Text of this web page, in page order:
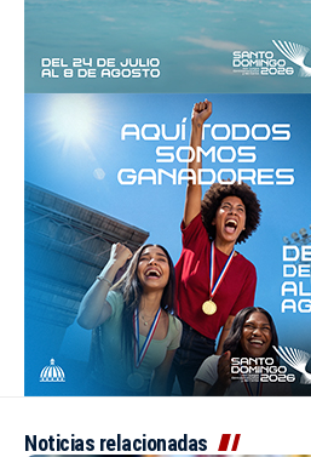
Noticias relacionadas